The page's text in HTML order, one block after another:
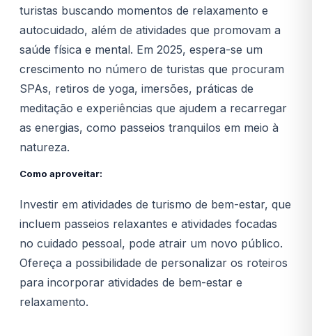
turistas buscando momentos de relaxamento e
autocuidado, além de atividades que promovam a
saúde física e mental. Em 2025, espera-se um
crescimento no número de turistas que procuram
SPAs, retiros de yoga, imersões, práticas de
meditação e experiências que ajudem a recarregar
as energias, como passeios tranquilos em meio à
natureza.
Como aproveitar:
Investir em atividades de turismo de bem-estar, que
incluem passeios relaxantes e atividades focadas
no cuidado pessoal, pode atrair um novo público.
Ofereça a possibilidade de personalizar os roteiros
para incorporar atividades de bem-estar e
relaxamento.